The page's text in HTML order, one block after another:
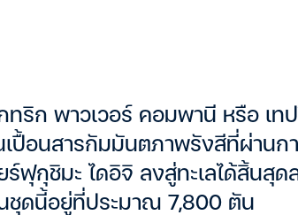
ทริก พาวเวอร์ คอมพานี หรือ เทป
เปื้อนสารกัมมันตภาพรังสีที่ผ่านก
ฟุกุชิมะ ไดอิจิ ลงสู่ทะเลได้สิ้นสุด
ชุดนี้อยู่ที่ประมาณ 7,800 ตัน